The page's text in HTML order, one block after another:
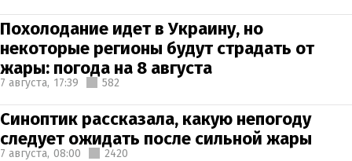
Похолодание идет в Украину, но
некоторые регионы будут страдать от
жары: погода на 8 августа
7 августа, 17:39 582
Синоптик рассказала, какую непогоду
следует ожидать после сильной жары
7 августа, 08:00 2420